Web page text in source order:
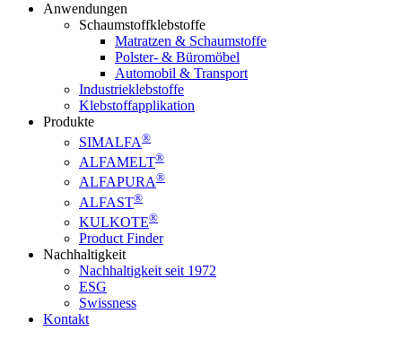
Anwendungen
Schaumstoffklebstoffe
Matratzen & Schaumstoffe
Polster- & Büromöbel
Automobil & Transport
Industrieklebstoffe
Klebstoffapplikation
Produkte
SIMALFA®
ALFAMELT®
ALFAPURA®
ALFAST®
KULKOTE®
Product Finder
Nachhaltigkeit
Nachhaltigkeit seit 1972
ESG
Swissness
Kontakt